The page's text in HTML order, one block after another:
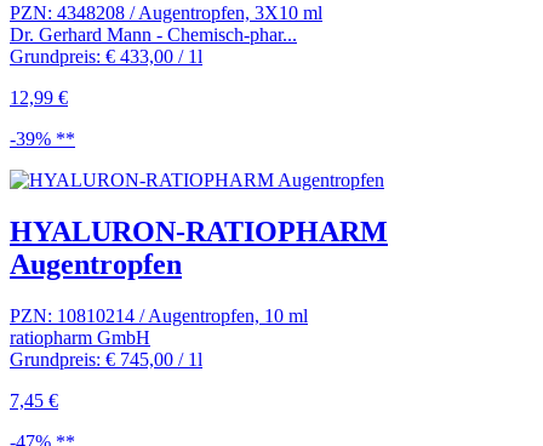
PZN: 4348208 / Augentropfen, 3X10 ml
Dr. Gerhard Mann - Chemisch-phar...
Grundpreis: € 433,00 / 1l
12,99 €
-39% **
HYALURON-RATIOPHARM
Augentropfen
PZN: 10810214 / Augentropfen, 10 ml
ratiopharm GmbH
Grundpreis: € 745,00 / 1l
7,45 €
-47% **